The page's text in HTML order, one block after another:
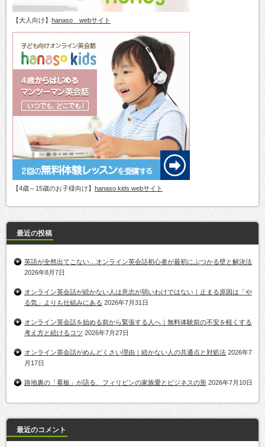
【大人向け】 hanaso webサイト
【4歳～15歳のお子様向け】 hanaso kids webサイト
最近の投稿
英語が全然出てこない…オンライン英会話初心者が最初にぶつかる壁と解決法
2026年8月7日
オンライン英会話が続かない人は意志が弱いわけではない｜止まる原因は「や
る気」よりも仕組みにある 2026年7月31日
オンライン英会話を始める前から緊張する人へ｜無料体験前の不安を軽くする
考え方と続けるコツ 2026年7月27日
オンライン英会話がめんどくさい理由｜続かない人の共通点と対処法 2026年7
月17日
路地裏の「看板」が語る、フィリピンの家族愛とビジネスの形 2026年7月10日
最近のコメント